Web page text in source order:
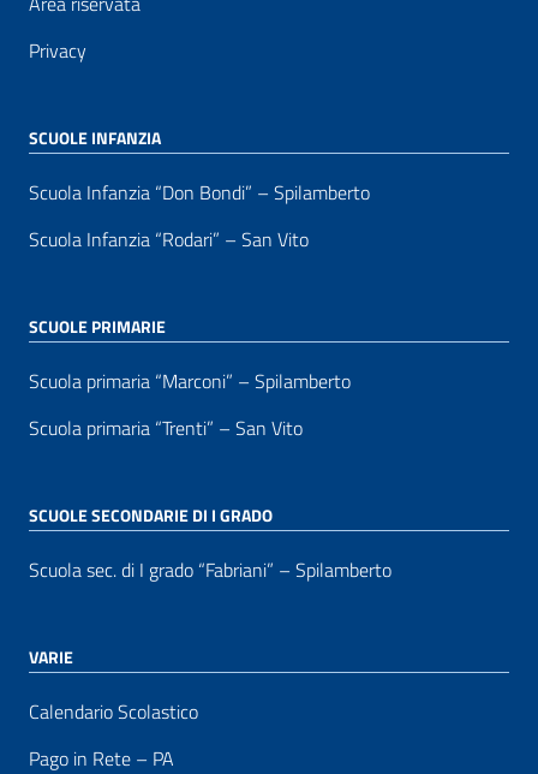
Privacy
SCUOLE INFANZIA
Scuola Infanzia “Don Bondi” – Spilamberto
Scuola Infanzia “Rodari” – San Vito
SCUOLE PRIMARIE
Scuola primaria “Marconi” – Spilamberto
Scuola primaria “Trenti” – San Vito
SCUOLE SECONDARIE DI I GRADO
Scuola sec. di I grado “Fabriani” – Spilamberto
VARIE
Calendario Scolastico
Pago in Rete – PA